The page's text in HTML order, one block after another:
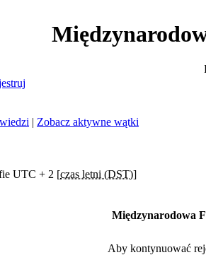
| Zobacz aktywne wątki
UTC + 2 [czas letni (DST)]
Międzynarodowa
Aby kontynuować